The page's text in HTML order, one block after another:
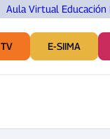
Aula Virtual Educación
TV E-SIIMA